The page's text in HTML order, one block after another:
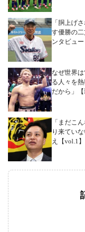
「胴上げ
す優勝の
ンタビュー
なぜ世界
る人々を
だから」【
「まだこ
り来てい
え【vol.1】